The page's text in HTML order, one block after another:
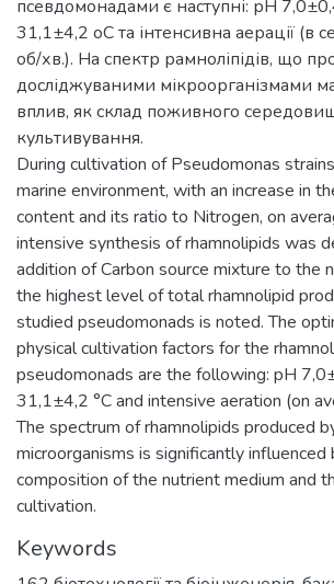
псевдомонадами є наступні: рН
31,1±4,2 оС та інтенсивна аерації (в
об/хв.). На спектр рамноліпідів, що
досліджуваними мікроорганізмами
вплив, як склад поживного
культивування.
During cultivation of Pseudomonas
marine environment, with an increase in
content and its ratio to Nitrogen, on
intensive synthesis of rhamnolipids was
addition of Carbon source mixture to the
the highest level of total rhamnolipid
studied pseudomonads is noted. The
physical cultivation factors for the
pseudomonads are the following: pH
31,1±4,2 °C and intensive aeration (on
The spectrum of rhamnolipids produced
microorganisms is significantly
composition of the nutrient medium and
cultivation.
Keywords